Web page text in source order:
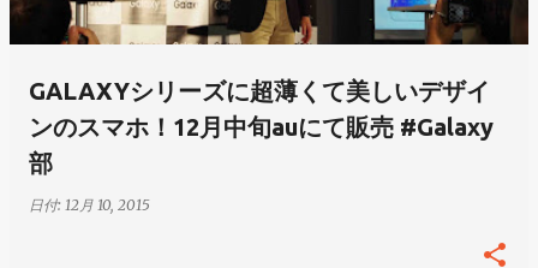
GALAXYシリーズに超薄くて美しいデザイ
ンのスマホ！12月中旬auにて販売 #Galaxy
部
日付: 12月 10, 2015